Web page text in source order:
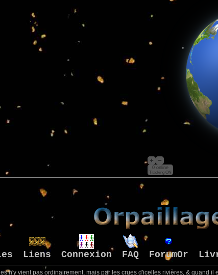
0 online
Tracking ON
Liens Connexion FAQ ForumOr
n'y vient pas ordinairement, mais par les crues d'icelles rivières, & quand